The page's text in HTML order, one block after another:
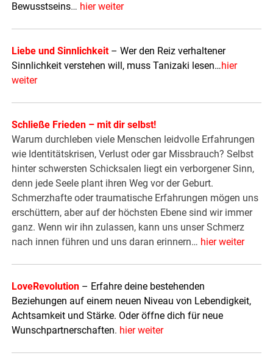
Bewusstseins… hier weiter
Liebe und Sinnlichkeit – Wer den Reiz verhaltener
Sinnlichkeit verstehen will, muss Tanizaki lesen…hier
weiter
Schließe Frieden – mit dir selbst!
Warum durchleben viele Menschen leidvolle Erfahrungen
wie Identitätskrisen, Verlust oder gar Missbrauch? Selbst
hinter schwersten Schicksalen liegt ein verborgener Sinn,
denn jede Seele plant ihren Weg vor der Geburt.
Schmerzhafte oder traumatische Erfahrungen mögen uns
erschüttern, aber auf der höchsten Ebene sind wir immer
ganz. Wenn wir ihn zulassen, kann uns unser Schmerz
nach innen führen und uns daran erinnern… hier weiter
LoveRevolution – Erfahre deine bestehenden
Beziehungen auf einem neuen Niveau von Lebendigkeit,
Achtsamkeit und Stärke. Oder öffne dich für neue
Wunschpartnerschaften. hier weiter